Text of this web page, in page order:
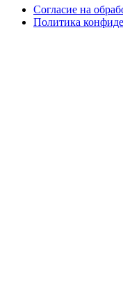
Согласие на
Политика